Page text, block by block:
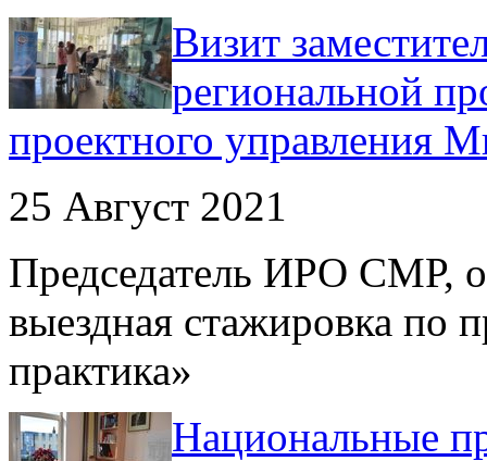
Визит
региональной
проектного управления
25 Август 2021
Председатель ИРО СМР,
выездная стажировка по
практика»
Национальные